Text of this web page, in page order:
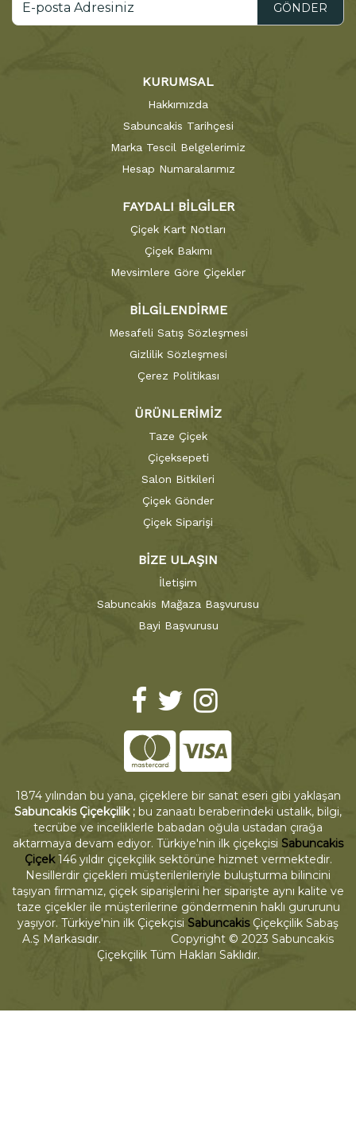
GÖNDER
KURUMSAL
Hakkımızda
Sabuncakis Tarihçesi
Marka Tescil Belgelerimiz
Hesap Numaralarımız
FAYDALI BİLGİLER
Çiçek Kart Notları
Çiçek Bakımı
Mevsimlere Göre Çiçekler
BİLGİLENDİRME
Mesafeli Satış Sözleşmesi
Gizlilik Sözleşmesi
Çerez Politikası
ÜRÜNLERİMİZ
Taze Çiçek
Çiçeksepeti
Salon Bitkileri
Çiçek Gönder
Çiçek Siparişi
BİZE ULAŞIN
İletişim
Sabuncakis Mağaza Başvurusu
Bayi Başvurusu
1874 yılından bu yana, çiçeklere bir sanat eseri gibi yaklaşan
Sabuncakis Çiçekçilik ; bu zanaatı beraberindeki ustalık, bilgi,
tecrübe ve inceliklerle babadan oğula ustadan çırağa
aktarmaya devam ediyor. Türkiye'nin ilk çiçekçisi Sabuncakis
Çiçek146 yıldır çiçekçilik sektörüne hizmet vermektedir.
Nesillerdir çiçekleri müşterilerileriyle buluşturma bilincini
taşıyan firmamız, çiçek siparişlerini her siparişte aynı kalite ve
taze çiçekler ile müşterilerine göndermenin haklı gururunu
yaşıyor. Türkiye'nin ilk Çiçekçisi SabuncakisÇiçekçilik Sabaş
A.Ş Markasıdır. Copyright © 2023 Sabuncakis
Çiçekçilik Tüm Hakları Saklıdır.